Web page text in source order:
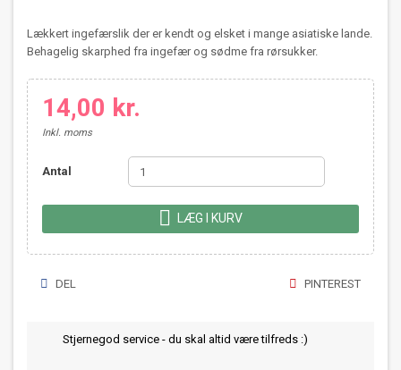
Lækkert ingefærslik der er kendt og elsket i mange asiatiske lande.
Behagelig skarphed fra ingefær og sødme fra rørsukker.
14,00 kr.
Inkl. moms
Antal
 LÆG I KURV
DEL PINTEREST
Stjernegod service - du skal altid være tilfreds :)